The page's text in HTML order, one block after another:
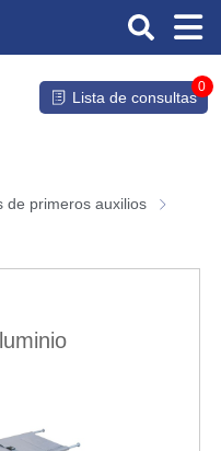
Lista de consultas
0
de primeros auxilios